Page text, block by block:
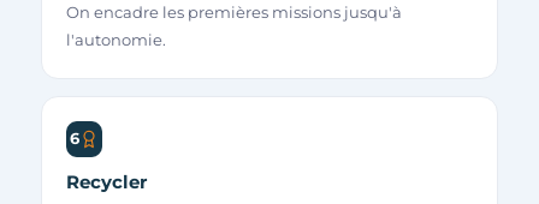
On encadre les premières missions jusqu'à
l'autonomie.
6
Recycler